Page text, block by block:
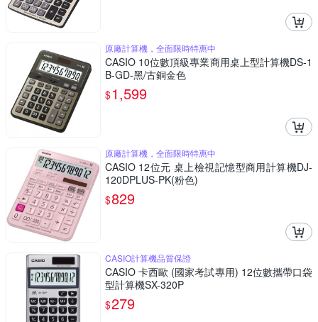
原廠計算機，全面限時特惠中
CASIO 10位數頂級專業商用桌上型計算機DS-1
B-GD-黑/古銅金色
$1,599
原廠計算機，全面限時特惠中
CASIO 12位元 桌上檢視記憶型商用計算機DJ-
120DPLUS-PK(粉色)
$829
CASIO計算機品質保證
CASIO 卡西歐 (國家考試專用) 12位數攜帶口袋
型計算機SX-320P
$279